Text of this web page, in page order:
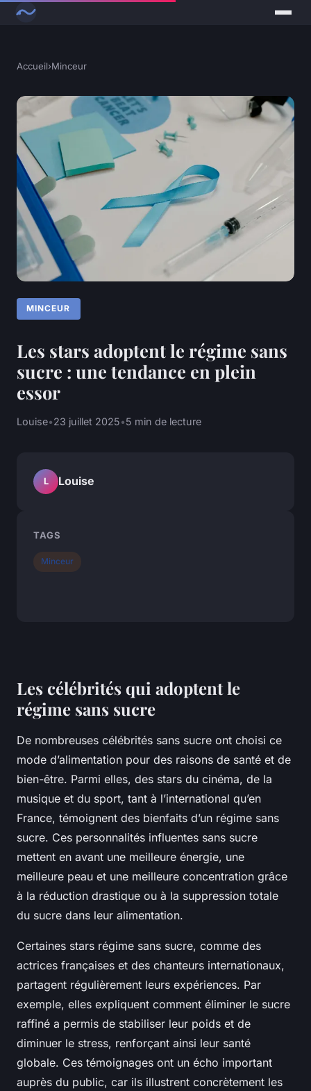
Accueil›Minceur
MINCEUR
Les stars adoptent le régime sans
sucre : une tendance en plein
essor
Louise•23 juillet 2025•5 min de lecture
Les célébrités qui adoptent le
régime sans sucre
De nombreuses célébrités sans sucre ont choisi ce
mode d’alimentation pour des raisons de santé et de
bien-être. Parmi elles, des stars du cinéma, de la
musique et du sport, tant à l’international qu’en
France, témoignent des bienfaits d’un régime sans
sucre. Ces personnalités influentes sans sucre
mettent en avant une meilleure énergie, une
meilleure peau et une meilleure concentration grâce
à la réduction drastique ou à la suppression totale
du sucre dans leur alimentation.
Certaines stars régime sans sucre, comme des
actrices françaises et des chanteurs internationaux,
partagent régulièrement leurs expériences. Par
exemple, elles expliquent comment éliminer le sucre
raffiné a permis de stabiliser leur poids et de
diminuer le stress, renforçant ainsi leur santé
globale. Ces témoignages ont un écho important
auprès du public, car ils illustrent concrètement les
L Louise
TAGS
Minceur